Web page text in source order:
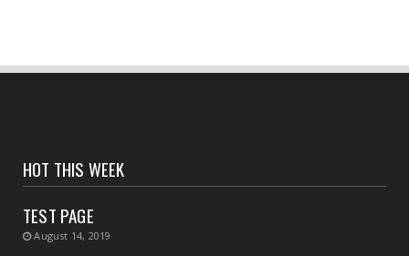
হলদিয়া পুরসভার ওয়ার্ড পুনর্বিন্যাসের পরামর্শ মুখ্যমন্ত্রীর,
সংবাদপত্রের ধার্যকৃত সোনা ও রূপার গহনা দর:
August 07, 2026
HOT THIS WEEK
TEST PAGE
August 14, 2019